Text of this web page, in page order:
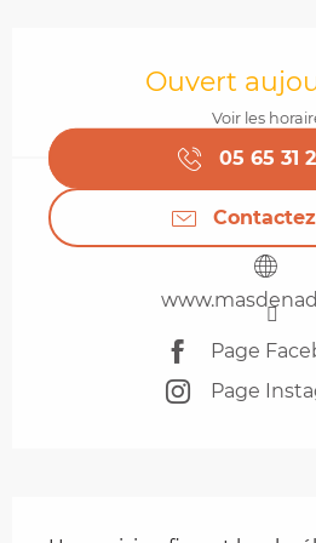
Ouvert
Voir les
05 65 31
Page
Page